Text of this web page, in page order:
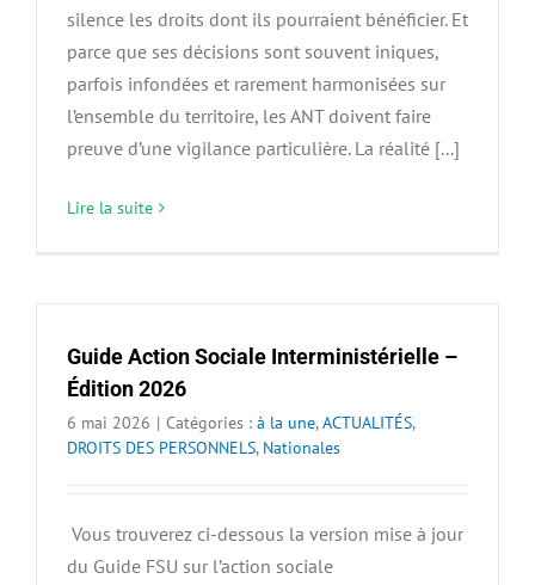
silence les droits dont ils pourraient bénéficier. Et
parce que ses décisions sont souvent iniques,
parfois infondées et rarement harmonisées sur
l’ensemble du territoire, les ANT doivent faire
preuve d’une vigilance particulière. La réalité [...]
Lire la suite
Guide Action Sociale Interministérielle –
Édition 2026
6 mai 2026 | Catégories : à la une,ACTUALITÉS,
DROITS DES PERSONNELS, Nationales
Vous trouverez ci-dessous la version mise à jour
du Guide FSU sur l’action sociale